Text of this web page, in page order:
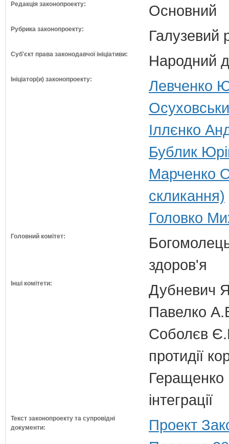
Редакція законопроекту: Основний
Рубрика законопроекту: Галузевий
Суб'єкт права законодавчої ініціативи: Народний
Ініціатор(и) законопроекту:
Левченко
Іллєнко
Бублик
Марченко
скликання)
Головко
Головний комітет:
здоров'я
Інші комітети:
Дубневич
Павелко
Соболєв
протидії
Геращенко
інтеграції
Текст законопроекту та супровідні
документи:
Проект